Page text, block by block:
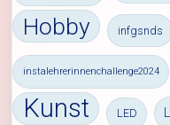
Hobby infgsnds
instalehrerinnenchallenge2024
Kunst LED